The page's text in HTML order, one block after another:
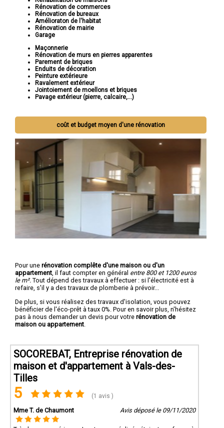
Rénovation de commerces
Rénovation de bureaux
Amélioraton de l'habitat
Rénovation de mairie
Garage
Maçonnerie
Rénovation de murs en pierres apparentes
Parement de briques
Enduits de décoration
Peinture extérieure
Ravalement extérieur
Jointoiement de moellons et briques
Pavage extérieur (pierre, calcaire,...)
coût et budget moyen d'une rénovation
Pour une rénovation complête d'une maison ou d'un
appartement , il faut compter en général entre 800 et 1200 euros
le m². Tout dépend des travaux à effectuer : si l'électricité est à
refaire, s'il y a des travaux de plomberie à prévoir...
De plus, si vous réalisez des travaux d'isolation, vous pouvez
bénéficier de l'éco-prêt à taux 0%. Pour en savoir plus, n'hésitez
pas à nous demander un devis pour votre rénovation de
maison ou appartement
SOCOREBAT, Entreprise rénovation de
maison et d'appartement à Vals-des-
Tilles
5 (1 avis )
Mme T. de Chaumont Avis déposé le 09/11/2020